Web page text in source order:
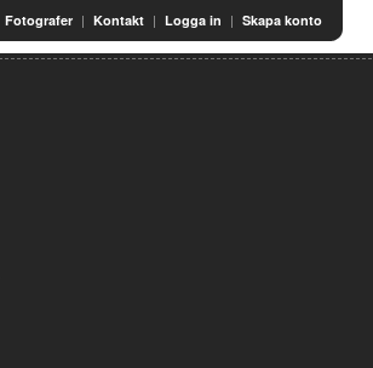
Fotografer | Kontakt | Logga in | Skapa konto